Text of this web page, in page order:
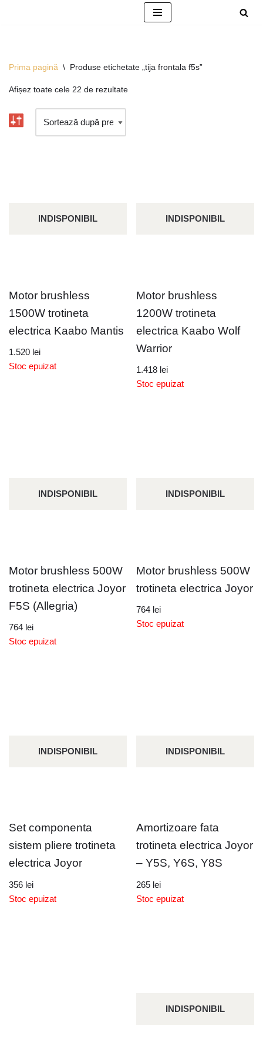
Prima pagină \ Produse etichetate „tija frontala f5s”
Afișez toate cele 22 de rezultate
INDISPONIBIL
Motor brushless
1500W trotineta
electrica Kaabo Mantis
1.520 lei
Stoc epuizat
INDISPONIBIL
Motor brushless
1200W trotineta
electrica Kaabo Wolf
Warrior
1.418 lei
Stoc epuizat
INDISPONIBIL
Motor brushless 500W
trotineta electrica Joyor
F5S (Allegria)
764 lei
Stoc epuizat
INDISPONIBIL
Motor brushless 500W
trotineta electrica Joyor
764 lei
Stoc epuizat
INDISPONIBIL
Set componenta
sistem pliere trotineta
electrica Joyor
356 lei
Stoc epuizat
INDISPONIBIL
Amortizoare fata
trotineta electrica Joyor
– Y5S, Y6S, Y8S
265 lei
Stoc epuizat
INDISPONIBIL